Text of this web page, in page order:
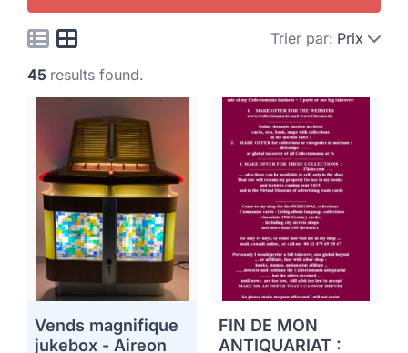
Trier par: Prix
45 results found.
Vends magnifique
jukebox - Aireon
FIN DE MON
ANTIQUARIAT :